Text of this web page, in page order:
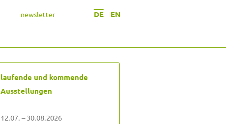
newsletter DE EN
laufende und kommende
Ausstellungen
12.07. – 30.08.2026